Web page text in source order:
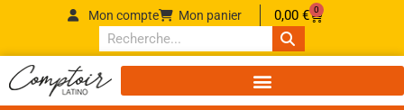
Mon compte Mon panier 0,00 € 0